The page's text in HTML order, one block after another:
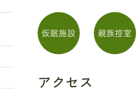
仮眠施設 親族控室
アクセス